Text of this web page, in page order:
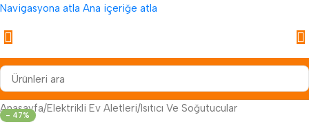
Navigasyona atla Ana içeriğe atla
Anasayfa/Elektrikli Ev Aletleri/Isıtıcı Ve Soğutucular
- 47%